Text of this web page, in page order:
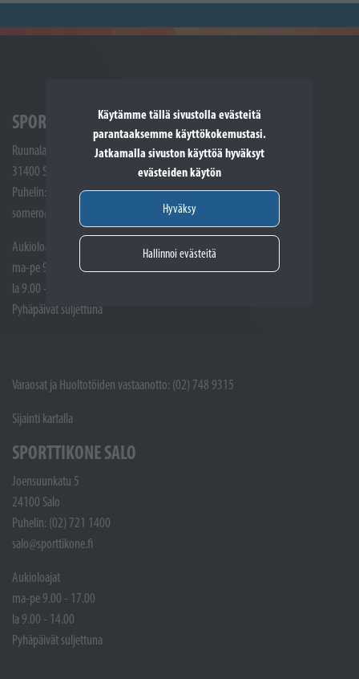
Käytämme tällä sivustolla evästeitä
parantaaksemme käyttökokemustasi.
Jatkamalla sivuston käyttöä hyväksyt
evästeiden käytön
Hyväksy
Hallinnoi evästeitä
SPORTTIKONE SOMERO
Ruunalantie 5
31400 Somero
Puhelin: (02) 748 9300
somero@sporttikone.fi
Aukioloajat
ma-pe 9.00 - 17.00
la 9.00 - 14.00
Pyhäpäivät suljettuna
Varaosat ja Huoltotöiden vastaanotto: (02) 748 9315
Sijainti kartalla
SPORTTIKONE SALO
Joensuunkatu 5
24100 Salo
Puhelin: (02) 721 1400
salo@sporttikone.fi
Aukioloajat
ma-pe 9.00 - 17.00
la 9.00 - 14.00
Pyhäpäivät suljettuna